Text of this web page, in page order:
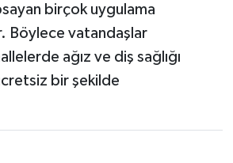
birçok uygulama
Böylece vatandaşlar
ağız ve diş sağlığı
bir şekilde